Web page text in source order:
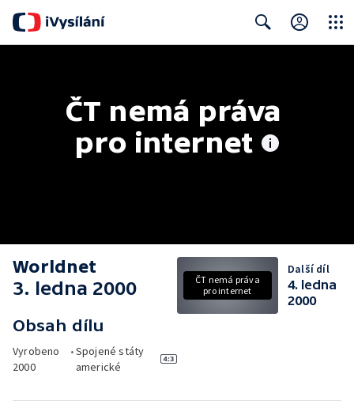
ČT nemá práva
pro internet
Worldnet
3. ledna 2000
Obsah dílu
Vyrobeno
2000
•Spojené státy
americké
ČT nemá práva
pro internet
Další díl
4. ledna
2000